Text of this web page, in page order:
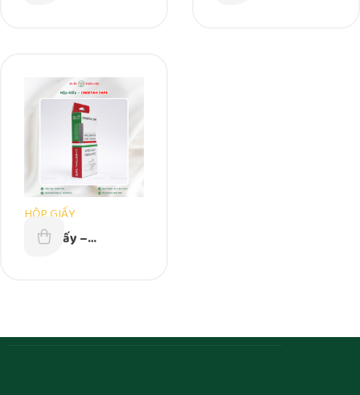
HỘP GIẤY
Hộp Giấy –